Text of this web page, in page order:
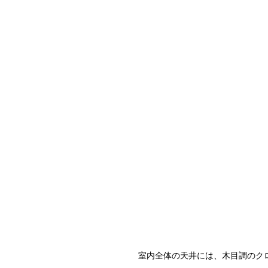
室内全体の天井には、木目調のク